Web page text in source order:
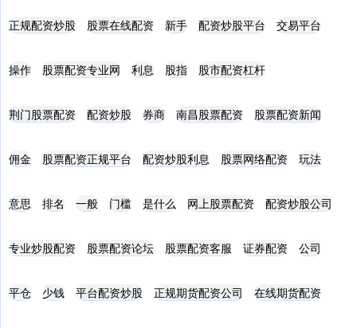
正规配资炒股 股票在线配资 新手 配资炒股平台 交易平台
操作 股票配资专业网 利息 股指 股市配资杠杆
荆门股票配资 配资炒股 券商 南昌股票配资 股票配资新闻
佣金 股票配资正规平台 配资炒股利息 股票网络配资 玩法
意思 排名 一般 门槛 是什么 网上股票配资 配资炒股公司
专业炒股配资 股票配资论坛 股票配资客服 证券配资 公司
平仓 少钱 平台配资炒股 正规期货配资公司 在线期货配资